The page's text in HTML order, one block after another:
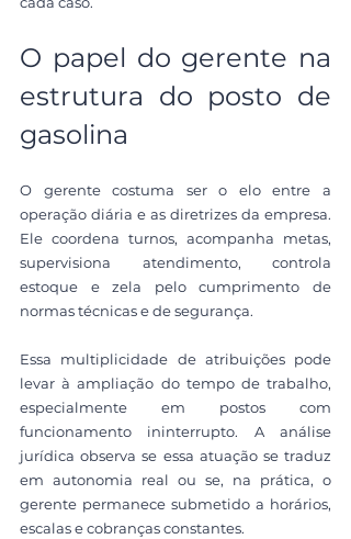
O papel do gerente na
estrutura do posto de
gasolina
O gerente costuma ser o elo entre a
operação diária e as diretrizes da empresa.
Ele coordena turnos, acompanha metas,
supervisiona atendimento, controla
estoque e zela pelo cumprimento de
normas técnicas e de segurança.
Essa multiplicidade de atribuições pode
levar à ampliação do tempo de trabalho,
especialmente em postos com
funcionamento ininterrupto. A análise
jurídica observa se essa atuação se traduz
em autonomia real ou se, na prática, o
gerente permanece submetido a horários,
escalas e cobranças constantes.